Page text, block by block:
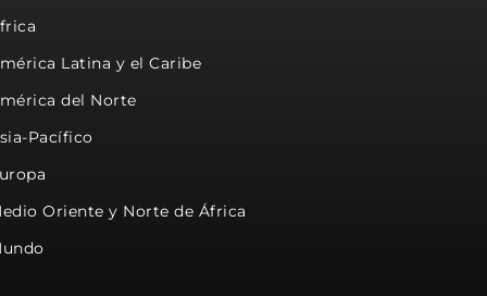
Latina y el Caribe
del Norte
Pacífico
Oriente y Norte de África